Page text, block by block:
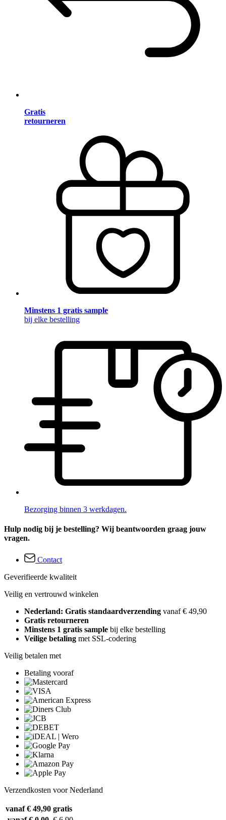
Gratis
retourneren
Minstens 1 gratis sample
bij elke bestelling
Bezorging binnen 3 werkdagen.
Hulp nodig bij je bestelling? Wij beantwoorden graag jouw
vragen.
Contact
Geverifieerde kwaliteit
Veilig en vertrouwd winkelen
Nederland: Gratis standaardverzending vanaf € 49,90
Gratis retourneren
Minstens 1 gratis sample bij elke bestelling
Veilige betaling met SSL-codering
Veilig betalen met
Betaling vooraf
Verzendkosten voor Nederland
vanaf € 49,90 gratis